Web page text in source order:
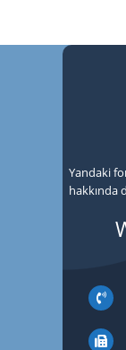
Yandaki
hakkında